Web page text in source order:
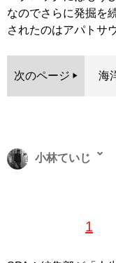
なのでさらに発掘を
されたのはアパトサ
次のページ 海
1
小林ていじ
くはTwitterのアカウント